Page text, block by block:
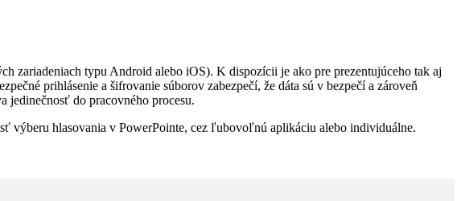
zariadeniach typu Android alebo iOS). K dispozícii je ako pre prezentujúceho tak aj
prihlásenie a šifrovanie súborov zabezpečí, že dáta sú v bezpečí a zároveň
jedinečnosť do pracovného procesu.
výberu hlasovania v PowerPointe, cez ľubovoľnú aplikáciu alebo individuálne.